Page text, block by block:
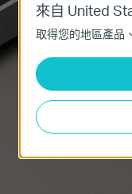
來自 United
取得您的地區產品